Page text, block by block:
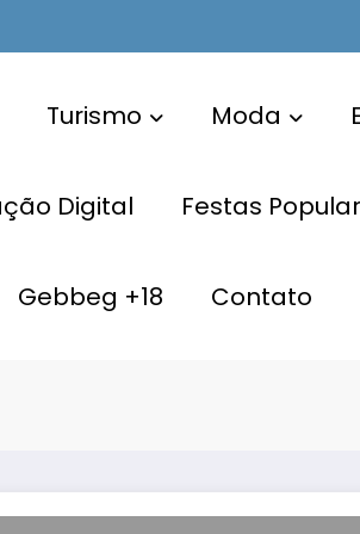
Turismo Moda
Digital Festas
Gebbeg +18 Contato